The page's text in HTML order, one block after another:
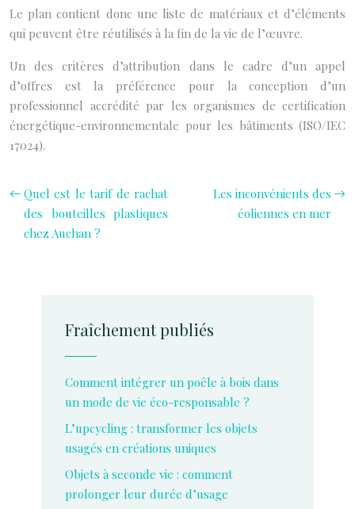
Le plan contient donc une liste de matériaux et d’éléments
qui peuvent être réutilisés à la fin de la vie de l’œuvre.
Un des critères d’attribution dans le cadre d’un appel
d’offres est la préférence pour la conception d’un
professionnel accrédité par les organismes de certification
énergétique-environnementale pour les bâtiments (ISO/IEC
17024).
Quel est le tarif de rachat
des bouteilles plastiques
chez Auchan ?
Les inconvénients des
éoliennes en mer
Fraîchement publiés
Comment intégrer un poêle à bois dans
un mode de vie éco-responsable ?
L’upcycling : transformer les objets
usagés en créations uniques
Objets à seconde vie : comment
prolonger leur durée d’usage